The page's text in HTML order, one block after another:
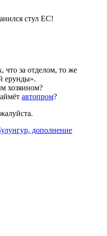
стул ЕС!
что за отделом, то же
ерунды».
хозяином?
автопром?
дополнение